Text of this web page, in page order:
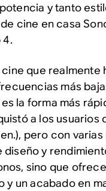
y tanto
cine en casa
4.
que realmente
más
la forma más
a los usuarios
pero con varias
y
sino que
un acabado en